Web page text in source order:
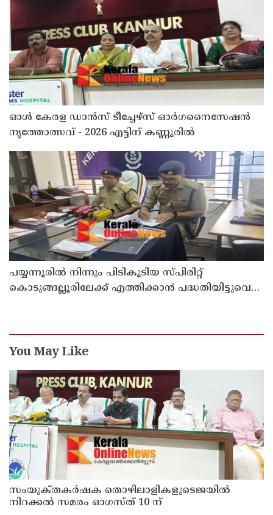
ഓൾ കേരള ഡാൻസ് ടീച്ചേഴ്സ് ഓർഗനൈസേഷൻ
നൃത്തോത്സവ് - 2026 എട്ടിന് കണ്ണൂരിൽ
പയ്യന്നൂരിൽ നിന്നും പിടികൂടിയ സ്പിരിറ്റ്
കൊടുങ്ങല്ലൂരിലേക്ക് എത്തിക്കാൻ പദ്ധതിയിട്ടുവെന്ന്
You May Like
സംയുക്‌തകർഷക തൊഴിലാളികളുടെജയിൽ
നിറക്കൽ സമരം ഓഗസ്ത് 10 ന്